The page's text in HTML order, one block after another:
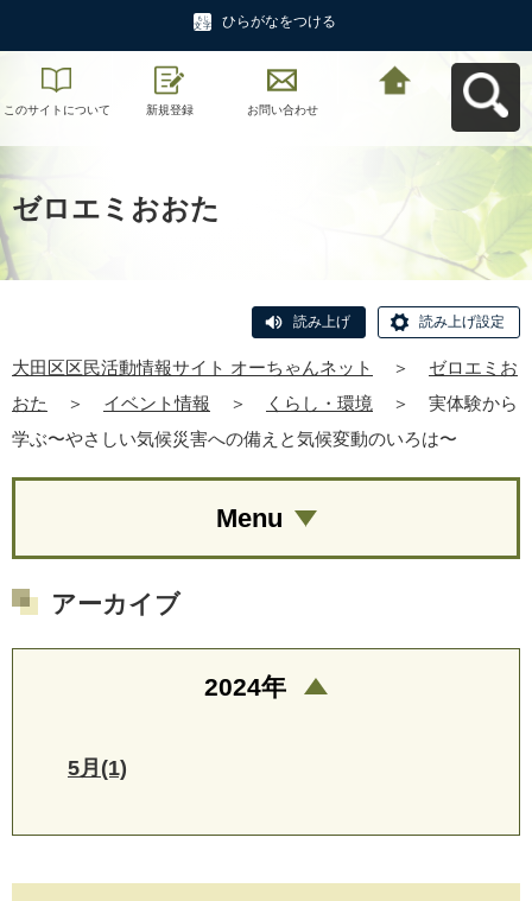
ひらがなをつける
このサイトについて 新規登録 お問い合わせ
ゼロエミおおた
読み上げ 読み上げ設定
大田区区民活動情報サイト オーちゃんネット ＞
ゼロエミお
おた
＞ イベント情報 ＞ くらし・環境 ＞
実体験から
学ぶ〜やさしい気候災害への備えと気候変動のいろは〜
Menu
アーカイブ
2024年
5月(1)